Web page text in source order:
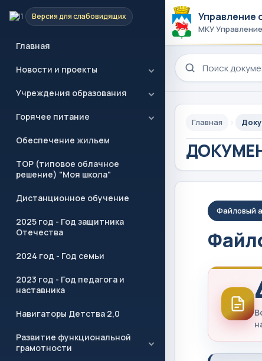
Версия для слабовидящих
Главная
Новости и проекты
Учреждения образования
Горячее питание
Обеспечение жильем
ТОР (типовое облачное
решение) "Моя школа"
Дистанционное обучение
2025 год - Год защитника
Отечества
2024 год - Год семьи
2023 год - Год педагога и
наставника
Навигаторы Детства 2,0
Развитие функциональной
грамотности
Управление
МКУ
Поиск по сайту
Главная
Файловый